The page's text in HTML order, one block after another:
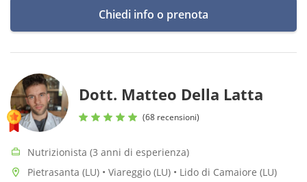
Chiedi info o prenota
Dott. Matteo Della Latta
(68 recensioni)
Nutrizionista (3 anni di esperienza)
Pietrasanta (LU) • Viareggio (LU) • Lido di Camaiore (LU)